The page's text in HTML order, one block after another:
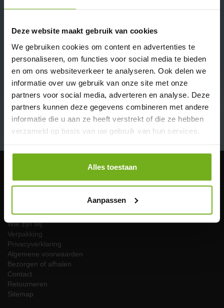
Deze website maakt gebruik van cookies
We gebruiken cookies om content en advertenties te
personaliseren, om functies voor social media te bieden
en om ons websiteverkeer te analyseren. Ook delen we
informatie over uw gebruik van onze site met onze
partners voor social media, adverteren en analyse. Deze
partners kunnen deze gegevens combineren met andere
informatie die u aan ze heeft verstrekt of die ze hebben
verzameld op basis van uw gebruik van hun services.
Alles toestaan
Aanpassen
Ontdek onze heerlijke
biologische kalkoenrollade (500
gram)
Als u op zoek bent naar een uitzonderlijke maaltijd die zowel
authentiek van smaak als duurzaam geproduceerd is, dan is onze
biologische Kalkoenrollade een sublieme keuze. Bij JP
Waarom biologische kalkoenrollade?
Onze biologische kalkoenrollades zijn afkomstig van kalkoenen
die de vrijheid hebben gehad om natuurlijk te scharrelen, omringd
alleen puur
smaak en textuur.
Handgemaakte kwaliteit
Elke rollade wordt met de hand gekruid en zorgvuldig opgerold,
waardoor de kruiden perfect samensmelten met het vlees. Het
resultaat is een malse kalkoenrollade die sappigheid en rijkheid in
Lees meer
Klantenservice
Vacature Administratief/productie medewerker
Wie zijn wij
Verpakking
Privacyverklaring
Algemene voorwaarden
Bezorgen of afhalen
Contact
Retourneren
Sitemap